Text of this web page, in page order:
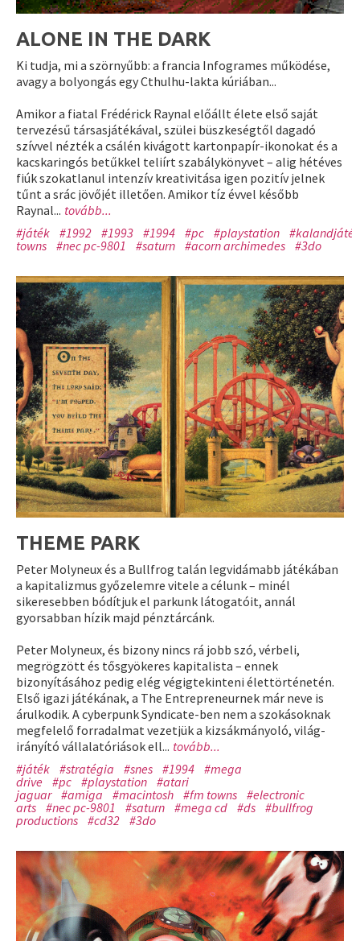
ALONE IN THE DARK
Ki tudja, mi a szörnyűbb: a francia Infogrames működése,
avagy a bolyongás egy Cthulhu-lakta kúriában...
Amikor a fiatal Frédérick Raynal előállt élete első saját
tervezésű társasjátékával, szülei büszkeségtől dagadó
szívvel nézték a csálén kivágott kartonpapír-ikonokat és a
kacskaringós betűkkel teliírt szabálykönyvet – alig hétéves
fiúk szokatlanul intenzív kreativitása igen pozitív jelnek
tűnt a srác jövőjét illetően. Amikor tíz évvel később
Raynal... tovább...
#játék #1992 #1993 #1994 #pc #playstation #kalandjáték
towns #nec pc-9801 #saturn #acorn archimedes #3do
THEME PARK
Peter Molyneux és a Bullfrog talán legvidámabb játékában
a kapitalizmus győzelemre vitele a célunk – minél
sikeresebben bódítjuk el parkunk látogatóit, annál
gyorsabban hízik majd pénztárcánk.
Peter Molyneux, és bizony nincs rá jobb szó, vérbeli,
megrögzött és tősgyökeres kapitalista – ennek
bizonyításához pedig elég végigtekinteni élettörténetén.
Első igazi játékának, a The Entrepreneurnek már neve is
árulkodik. A cyberpunk Syndicate-ben nem a szokásoknak
megfelelő forradalmat vezetjük a kizsákmányoló, világ-
irányító vállalatóriások ell... tovább...
#játék #stratégia #snes #1994 #mega
drive
#pc #playstation #atari
jaguar #amiga #macintosh #fm towns #electronic
arts #nec pc-9801 #saturn #mega cd #ds #bullfrog
productions #cd32 #3do